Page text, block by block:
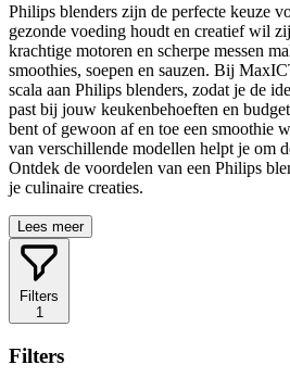
Philips blenders zijn de perfecte keuze
gezonde voeding houdt en creatief wil
krachtige motoren en scherpe messen
smoothies, soepen en sauzen. Bij
scala aan Philips blenders, zodat je de
past bij jouw keukenbehoeften en
bent of gewoon af en toe een smoothie
van verschillende modellen helpt je om
Ontdek de voordelen van een Philips
je culinaire creaties.
Lees meer
Filters
1
Filters